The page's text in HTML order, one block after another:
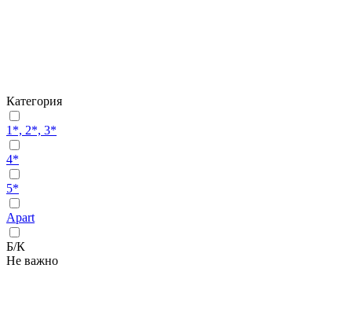
Категория
1*, 2*, 3*
4*
5*
Apart
Б/К
Не важно